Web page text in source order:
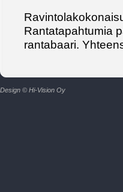
Rantatapahtumia
rantabaari.
Design © Hi-Vision Oy